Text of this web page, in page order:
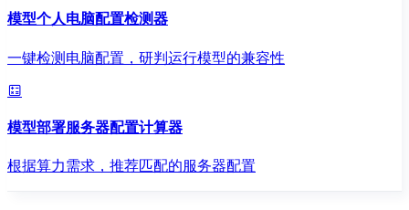
模型个人电脑配置检测器
一键检测电脑配置，研判运行模型的兼容性
模型部署服务器配置计算器
根据算力需求，推荐匹配的服务器配置